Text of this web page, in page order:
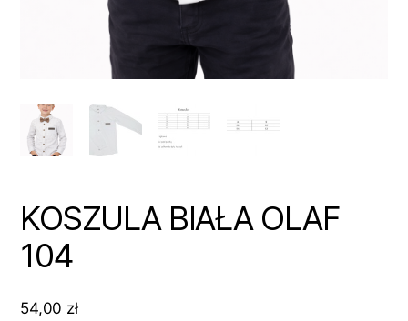
KOSZULA BIAŁA OLAF
104
54,00 zł